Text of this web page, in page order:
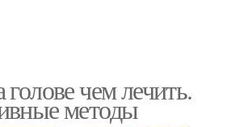
чем лечить.
методы